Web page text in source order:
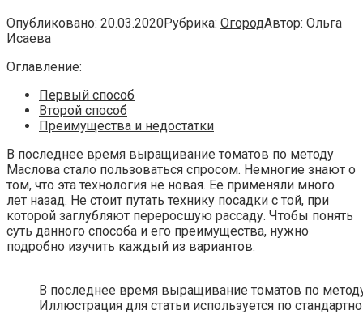
Опубликовано: 20.03.2020Рубрика: ОгородАвтор: Ольга
Исаева
Оглавление:
Первый способ
Второй способ
Преимущества и недостатки
В последнее время выращивание томатов по методу
Маслова стало пользоваться спросом. Немногие знают о
том, что эта технология не новая. Ее применяли много
лет назад. Не стоит путать технику посадки с той, при
которой заглубляют переросшую рассаду. Чтобы понять
суть данного способа и его преимущества, нужно
подробно изучить каждый из вариантов.
В последнее время выращивание томатов по
Иллюстрация для статьи используется по